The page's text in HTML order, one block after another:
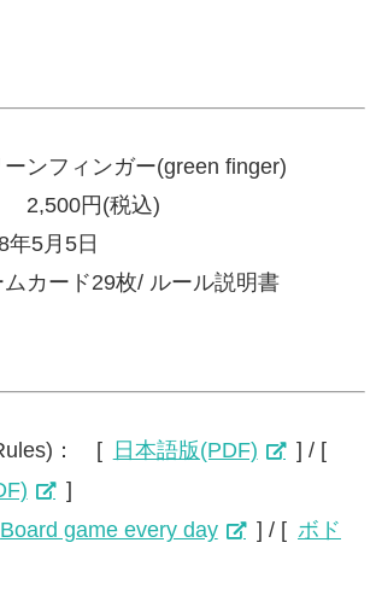
ンフィンガー(green finger)
2,500円(税込)
5月5日
カード29枚/ ルール説明書
： [ 日本語版(PDF)
] / [
]
Board game every day ] / [ ボド